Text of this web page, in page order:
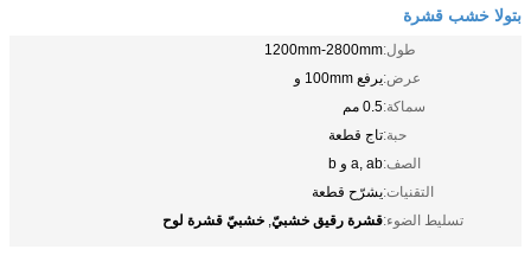
بتولا خشب قشرة
طول:1200mm-2800mm
عرض:يرفع 100mm و
سماكة:0.5 مم
حبة:تاج قطعة
الصف:a, ab و b
التقنيات:يشرّح قطعة
تسليط الضوء:قشرة رقيق خشبيّ, خشبيّ قشرة لوح